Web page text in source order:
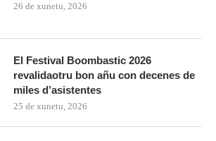
26 de xunetu, 2026
El Festival Boombastic 2026
revalidaotru bon añu con decenes de
miles d’asistentes
25 de xunetu, 2026